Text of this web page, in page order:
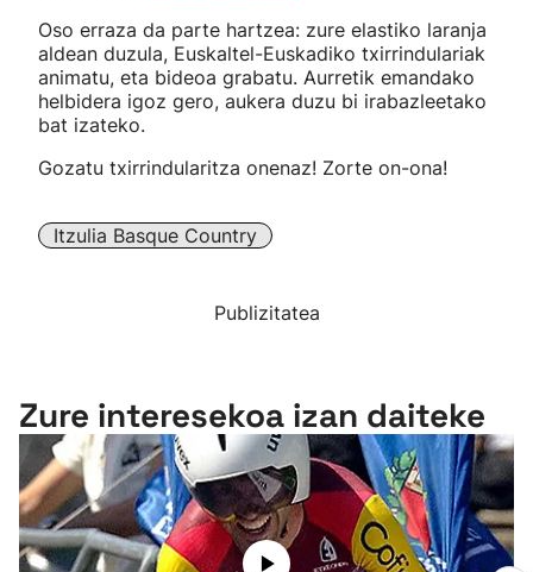
Oso erraza da parte hartzea: zure elastiko laranja
aldean duzula, Euskaltel-Euskadiko txirrindulariak
animatu, eta bideoa grabatu. Aurretik emandako
helbidera igoz gero, aukera duzu bi irabazleetako
bat izateko.
Gozatu txirrindularitza onenaz! Zorte on-ona!
Itzulia Basque Country
Publizitatea
Zure interesekoa izan daiteke